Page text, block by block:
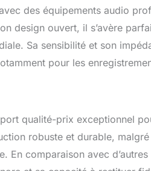
des équipements audio
design ouvert, il s’avère
Sa sensibilité et son
pour les
qualité-prix exceptionnel
robuste et durable, malgré
comparaison avec